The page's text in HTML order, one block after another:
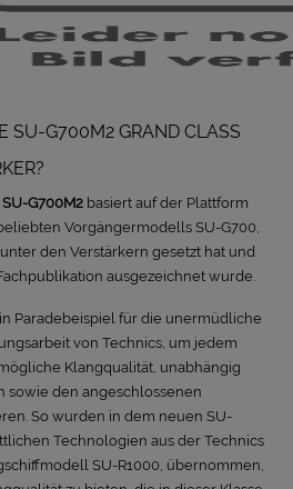
SU-G700M2 GRAND CLASS
SU-G700M2 basiert auf der Plattform
Vorgängermodells SU-G700,
den Verstärkern gesetzt hat und
ausgezeichnet wurde.
Paradebeispiel für die unermüdliche
von Technics, um jedem
Klangqualität, unabhängig
sowie den angeschlossenen
So wurden in dem neuen SU-
Technologien aus der Technics
SU-R1000, übernommen,